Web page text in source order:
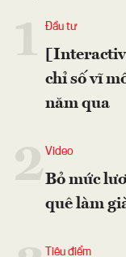
Đầu tư
chỉ số vĩ
năm qua
2Video
Bỏ mức
quê làm
Tiêu điểm